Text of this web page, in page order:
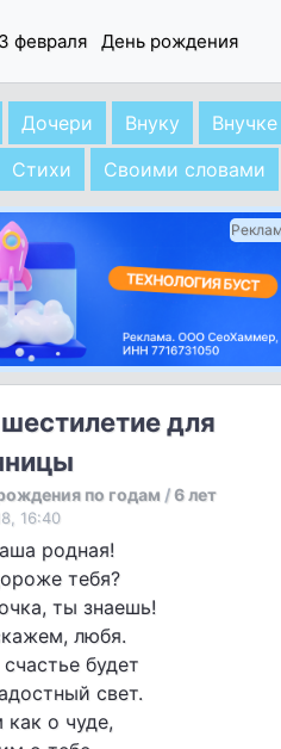
февраля День рождения
Дочери Внуку
Внучке
Стихи Своими словами
для
по годам /6 лет
16:40
родная!
тебя?
ты знаешь!
любя.
будет
свет.
о чуде,